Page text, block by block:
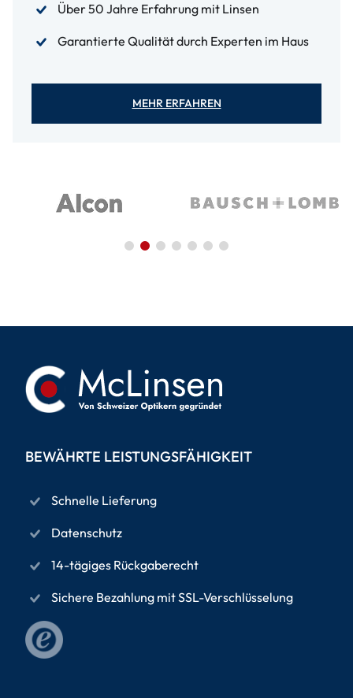
Über 50 Jahre Erfahrung mit Linsen
Garantierte Qualität durch Experten im Haus
MEHR ERFAHREN
BEWÄHRTE LEISTUNGSFÄHIGKEIT
Schnelle Lieferung
Datenschutz
14-tägiges Rückgaberecht
Sichere Bezahlung mit SSL-Verschlüsselung